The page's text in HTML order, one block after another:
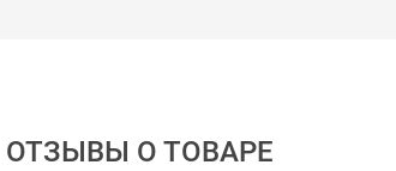
ОТЗЫВЫ О ТОВАРЕ